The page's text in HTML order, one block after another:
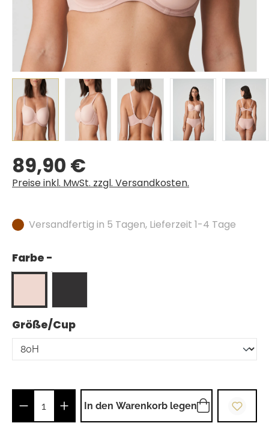
Regulärer Preis:
89,90 €
Preise inkl. MwSt. zzgl. Versandkosten.
Versandfertig in 5 Tagen, Lieferzeit 1-4 Tage
Farbe -
Größe/Cupauswählen
Produkt Anzahl: Gib den gewünschten
In den Warenkorb legen